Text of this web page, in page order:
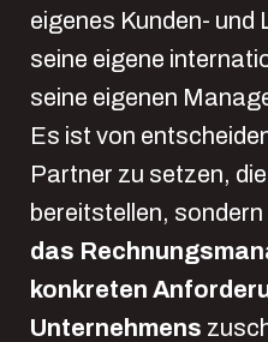
eigenes Kunden-
seine eigene
seine eigenen
Es ist von
Partner zu setzen,
bereitstellen, sondern
das
konkreten
Unternehmens